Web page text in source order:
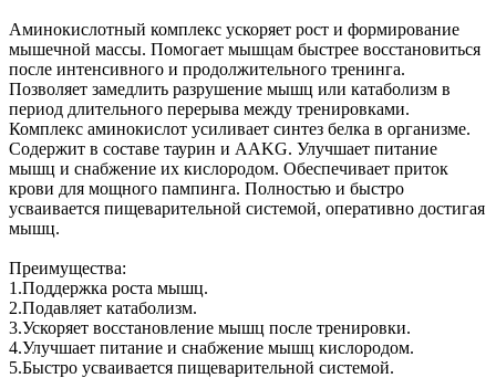
Аминокислотный комплекс ускоряет рост и формирование
мышечной массы. Помогает мышцам быстрее восстановиться
после интенсивного и продолжительного тренинга.
Позволяет замедлить разрушение мышц или катаболизм в
период длительного перерыва между тренировками.
Комплекс аминокислот усиливает синтез белка в организме.
Содержит в составе таурин и ААKG. Улучшает питание
мышц и снабжение их кислородом. Обеспечивает приток
крови для мощного пампинга. Полностью и быстро
усваивается пищеварительной системой, оперативно достигая
мышц.
Преимущества:
1.Поддержка роста мышц.
2.Подавляет катаболизм.
3.Ускоряет восстановление мышц после тренировки.
4.Улучшает питание и снабжение мышц кислородом.
5.Быстро усваивается пищеварительной системой.